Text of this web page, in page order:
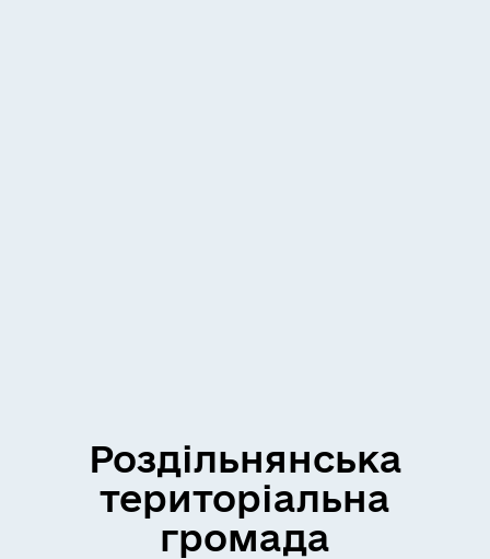
Роздільнянська
територіальна
громада